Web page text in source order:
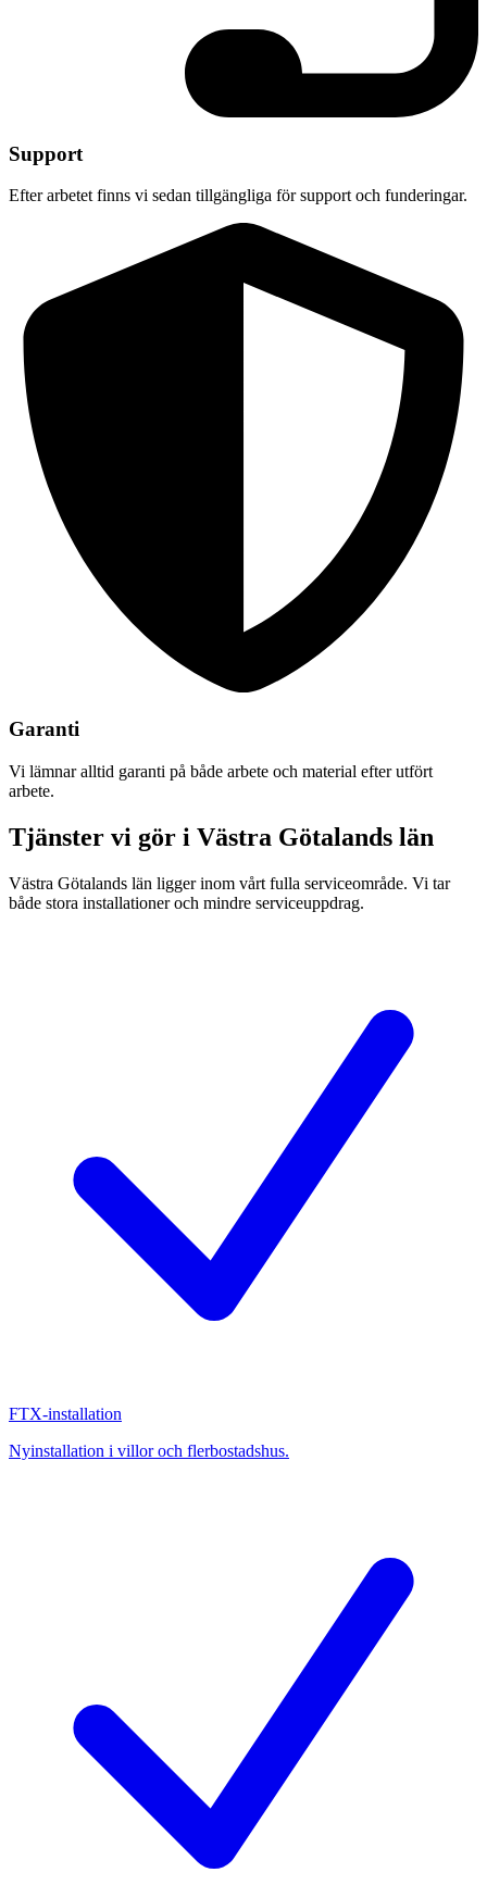
Support
Efter arbetet finns vi sedan tillgängliga för support och funderingar.
Garanti
Vi lämnar alltid garanti på både arbete och material efter utfört
arbete.
Tjänster vi gör i Västra Götalands län
Västra Götalands län ligger inom vårt fulla serviceområde. Vi tar
både stora installationer och mindre serviceuppdrag.
FTX-installation
Nyinstallation i villor och flerbostadshus.